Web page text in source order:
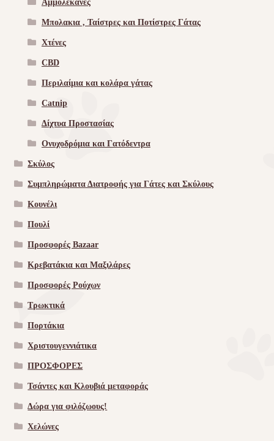
Αμμολεκάνες
Μπολακια , Ταίστρες και Ποτίστρες Γάτας
Χτένες
CBD
Περιλαίμια και κολάρα γάτας
Catnip
Δίχτυα Προστασίας
Ονυχοδρόμια και Γατόδεντρα
Σκύλος
Συμπληρώματα Διατροφής για Γάτες και Σκύλους
Κουνέλι
Πουλί
Προσφορές Bazaar
Κρεβατάκια και Μαξιλάρες
Προσφορές Ρούχων
Τρωκτικά
Πορτάκια
Χριστουγεννιάτικα
ΠΡΟΣΦΟΡΕΣ
Τσάντες και Κλουβιά μεταφοράς
Δώρα για φιλόζωους!
Χελώνες